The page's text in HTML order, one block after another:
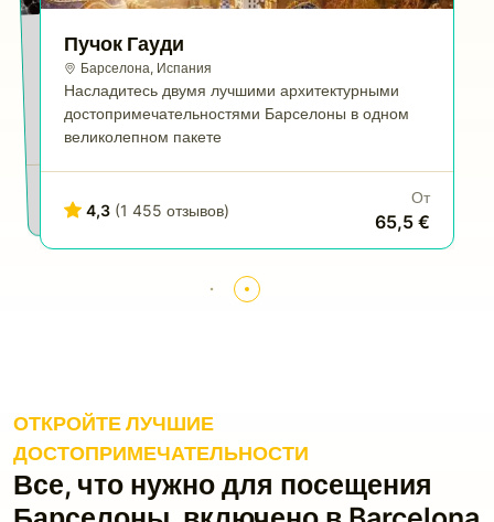
Парк Гуэль: Входной билет +
Аудиогид
Барселона,Испания
Беспрепятственный доступ в знаменитый парк
Гауди и удобный аудиогид
4,3
От
Пучок Гауди
Барселона, Испания
Насладитесь двумя лучшими архитектурными
достопримечательностями Барселоны в одном
великолепном пакете
4,3 (1 455 отзывов)
От
65,5 €
ОТКРОЙТЕ ЛУЧШИЕ
ДОСТОПРИМЕЧАТЕЛЬНОСТИ
Все, что нужно для посещения